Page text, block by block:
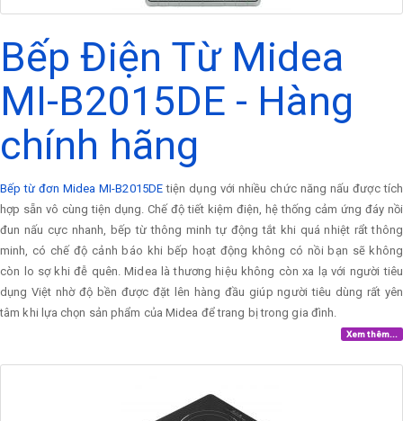
Bếp Điện Từ Midea
MI-B2015DE - Hàng
chính hãng
Bếp từ đơn Midea MI-B2015DE tiện dụng với nhiều chức năng nấu được tích
hợp sẵn vô cùng tiện dụng. Chế độ tiết kiệm điện, hệ thống cảm ứng đáy nồi
đun nấu cực nhanh, bếp từ thông minh tự động tắt khi quá nhiệt rẩt thông
minh, có chế độ cảnh báo khi bếp hoạt động không có nồi bạn sẽ không
còn lo sợ khi đễ quên. Midea là thương hiệu không còn xa lạ với người tiêu
dụng Việt nhờ độ bền được đặt lên hàng đầu giúp người tiêu dùng rất yên
tâm khi lựa chọn sản phẩm của Midea để trang bị trong gia đình.
Xem thêm...